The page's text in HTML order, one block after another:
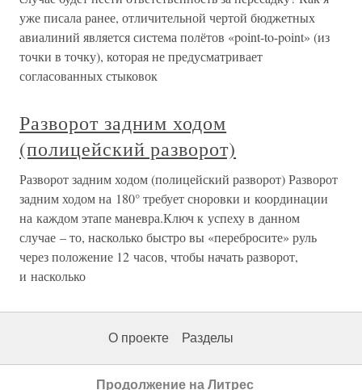
уже писала ранее, отличительной чертой бюджетных
авиалиний является система полётов «point-to-point» (из
точки в точку), которая не предусматривает
согласованных стыковок
Разворот задним ходом
(полицейский разворот)
Разворот задним ходом (полицейский разворот) Разворот
задним ходом на 180° требует сноровки и координации
на каждом этапе маневра.Ключ к успеху в данном
случае – то, насколько быстро вы «перебросите» руль
через положение 12 часов, чтобы начать разворот,
и насколько
О проекте Разделы
Продолжение на Литрес